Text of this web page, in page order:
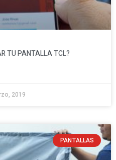
TU PANTALLA TCL?​
2019
PANTALLAS